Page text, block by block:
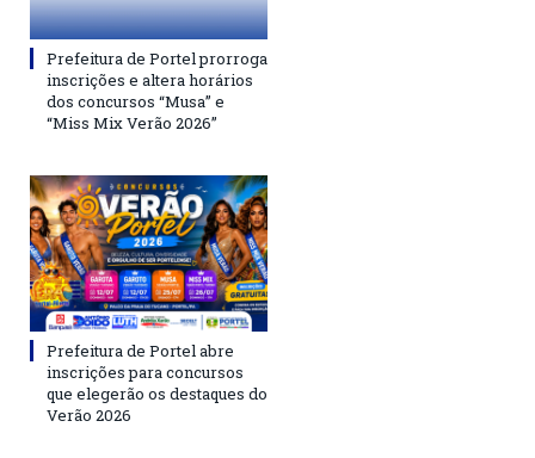
Prefeitura de Portel prorroga
inscrições e altera horários
dos concursos “Musa” e
“Miss Mix Verão 2026”
Prefeitura de Portel abre
inscrições para concursos
que elegerão os destaques do
Verão 2026